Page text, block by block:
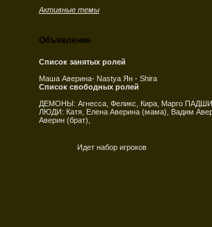
Активные темы
Объявление
Список занятых ролей
Маша Аверина- Nastya Ян - Shira
Список свободных ролей
ДЕМОНЫ: Агнесса, Феликс, Кира, Марго
ЛЮДИ: Катя, Елена Аверина (мама), Вадим
Аверин (брат),
Идет набор игроков